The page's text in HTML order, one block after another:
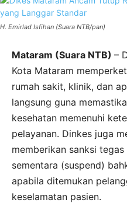
H. Emirlad Isfihan (Suara NTB/pan)
Mataram (Suara NTB) –
Kota Mataram
rumah sakit, klinik, dan
langsung guna
kesehatan memenuhi
pelayanan. Dinkes juga
memberikan sanksi
sementara (suspend)
apabila ditemukan
keselamatan pasien.